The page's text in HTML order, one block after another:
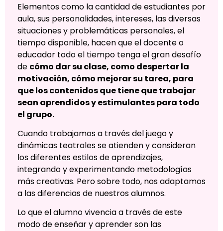
Elementos como la cantidad de estudiantes por
aula, sus personalidades, intereses, las diversas
situaciones y problemáticas personales, el
tiempo disponible, hacen que el docente o
educador todo el tiempo tenga el gran desafío
de cómo dar su clase, como despertar la
motivación, cómo mejorar su tarea, para
que los contenidos que tiene que trabajar
sean aprendidos y estimulantes para todo
el grupo.
Cuando trabajamos a través del juego y
dinámicas teatrales se atienden y consideran
los diferentes estilos de aprendizajes,
integrando y experimentando metodologías
más creativas. Pero sobre todo, nos adaptamos
a las diferencias de nuestros alumnos.
Lo que el alumno vivencia a través de este
modo de enseñar y aprender son las